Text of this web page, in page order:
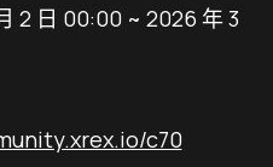
2 日 00:00 ~ 2026 年 3
c70